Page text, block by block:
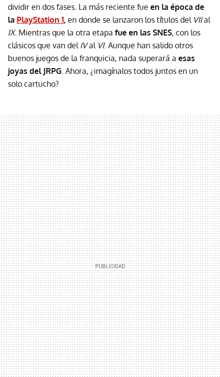
dividir en dos fases. La más reciente fue en la época de
la PlayStation 1, en donde se lanzaron los títulos del VIIal
IX. Mientras que la otra etapa fue en las SNES, con los
clásicos que van del IVal VI. Aunque han salido otros
buenos juegos de la franquicia, nada superará a esas
joyas del JRPG. Ahora, ¿imagínalos todos juntos en un
solo cartucho?